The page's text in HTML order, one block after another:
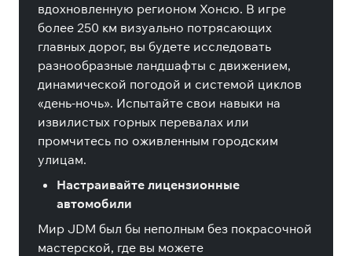
вдохновленную регионом Хонсю. В игре
более 250 км визуально потрясающих
главных дорог, вы будете исследовать
разнообразные ландшафты с движением,
динамической погодой и системой циклов
«день-ночь». Испытайте свои навыки на
извилистых горных перевалах или
промчитесь по оживленным городским
улицам.
Настраивайте лицензионные
автомобили
Мир JDM был бы неполным без покрасочной
мастерской, где вы можете